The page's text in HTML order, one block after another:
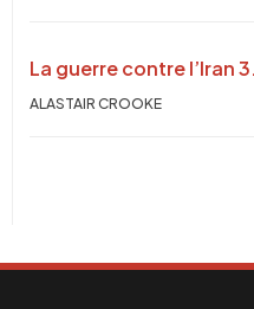
La guerre contre l’Iran
ALASTAIR CROOKE